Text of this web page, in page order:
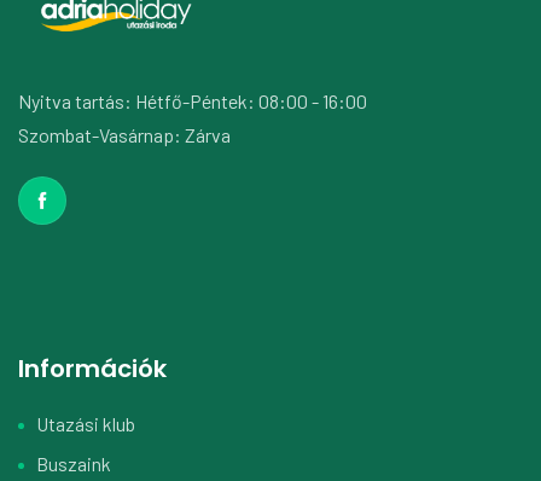
Nyitva tartás: Hétfő-Péntek: 08:00 - 16:00
Szombat-Vasárnap: Zárva
Információk
Utazási klub
Buszaink